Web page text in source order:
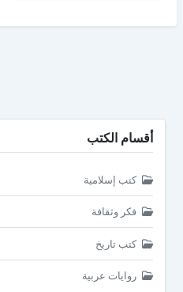
أقسام الكتب
كتب إسلامية
فكر وثقافة
كتب تاريخ
روايات عربية